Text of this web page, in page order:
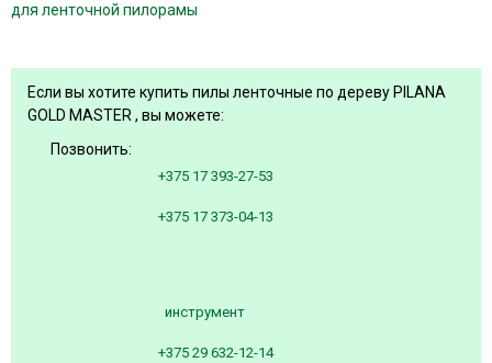
для ленточной пилорамы
Если вы хотите купить пилы ленточные по дереву PILANA
GOLD MASTER , вы можете:
Позвонить:
+375 17 393-27-53
+375 17 373-04-13
инструмент
+375 29 632-12-14